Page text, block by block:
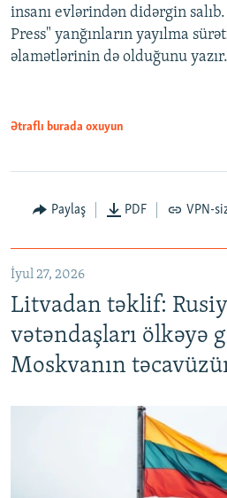
insanı evlərindən didərgin
Press" yanğınların yayılma
əlamətlərinin də olduğunu yazır.
Ətraflı burada oxuyun
Paylaş PDF VPN-
İyul 27, 2026
Litvadan təklif:
vətəndaşları ölkəyə
Moskvanın